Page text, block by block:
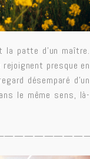
la patte d’un maître.
presque en
désemparé d’un
le même sens, là-